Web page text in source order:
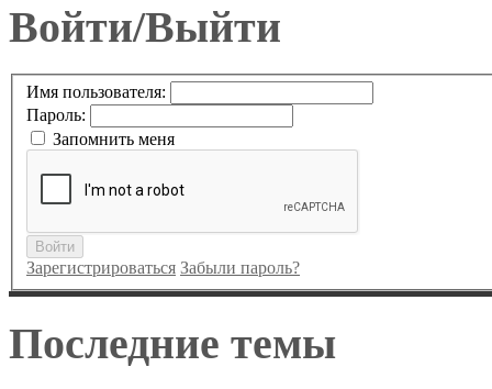
Войти/Выйти
Имя пользователя:
Пароль:
Запомнить меня
Войти
Зарегистрироваться Забыли пароль?
Последние темы